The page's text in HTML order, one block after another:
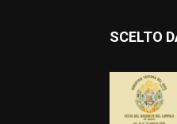
SCELTO